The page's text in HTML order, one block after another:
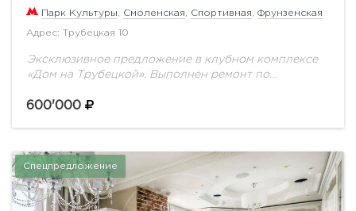
Парк Культуры Смоленская Спортивная Фрунзенская
Адрес: Трубецкая 10
Эксклюзивное предложение в клубном комплексе
«Дом на Трубецкой». Выполнен ремонт по
интерьеров. Функциональной планировкой
600'000
Спецпредложение